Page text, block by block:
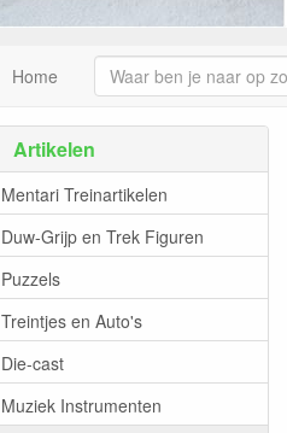
Home
Artikelen
Mentari Treinartikelen
Duw-Grijp en Trek Figuren
Puzzels
Treintjes en Auto's
Die-cast
Muziek Instrumenten